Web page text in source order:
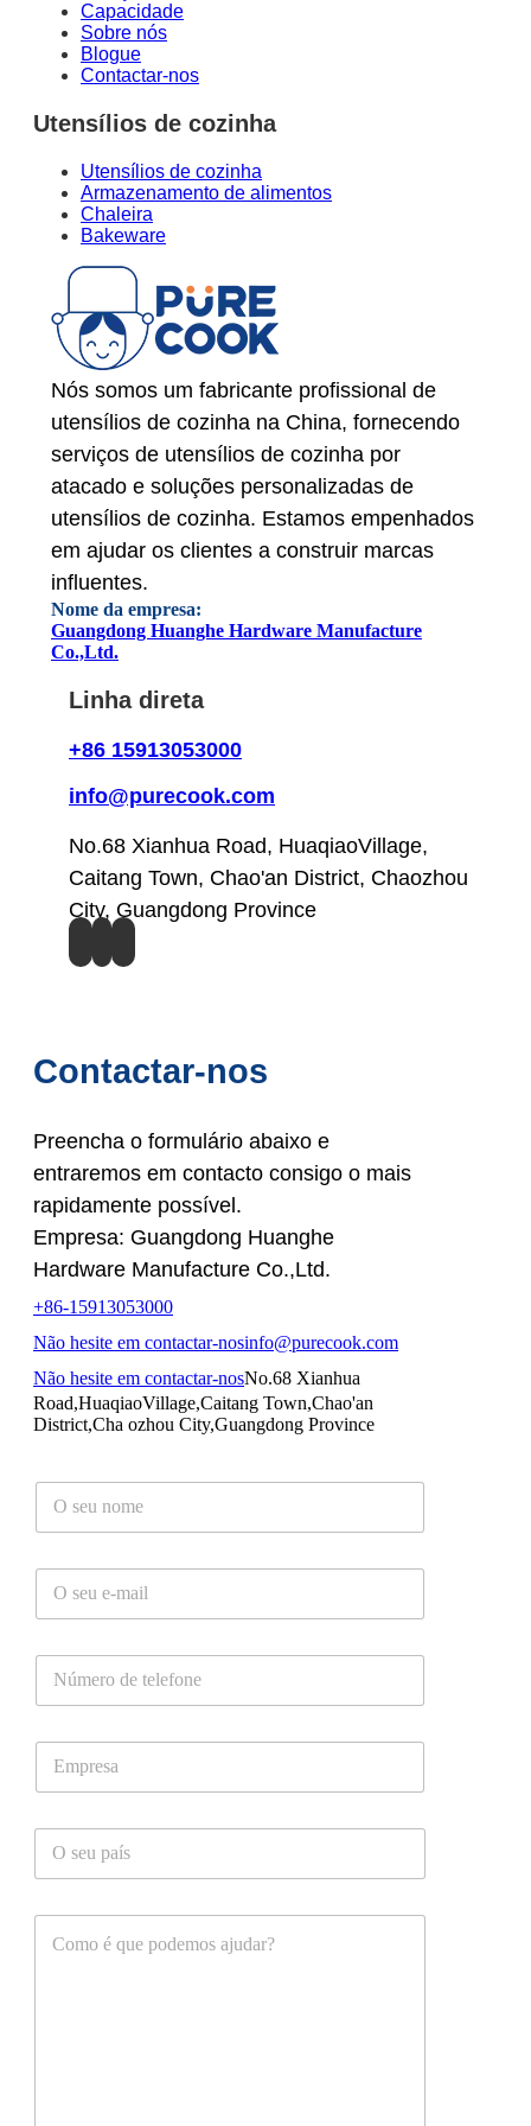
Capacidade
Sobre nós
Blogue
Contactar-nos
Utensílios de cozinha
Utensílios de cozinha
Armazenamento de alimentos
Chaleira
Bakeware
Nós somos um fabricante profissional de
utensílios de cozinha na China, fornecendo
serviços de utensílios de cozinha por
atacado e soluções personalizadas de
utensílios de cozinha. Estamos empenhados
em ajudar os clientes a construir marcas
influentes.
Nome da empresa:
Guangdong Huanghe Hardware Manufacture
Co.,Ltd.
Linha direta
+86 15913053000
info@purecook.com
No.68 Xianhua Road, HuaqiaoVillage,
Caitang Town, Chao'an District, Chaozhou
City, Guangdong Province
Contactar-nos
Preencha o formulário abaixo e
entraremos em contacto consigo o mais
rapidamente possível.
Empresa: Guangdong Huanghe
Hardware Manufacture Co.,Ltd.
+86-15913053000
Não hesite em contactar-nosinfo@purecook.com
Não hesite em contactar-nosNo.68 Xianhua
Road,HuaqiaoVillage,Caitang Town,Chao'an
District,Cha ozhou City,Guangdong Province